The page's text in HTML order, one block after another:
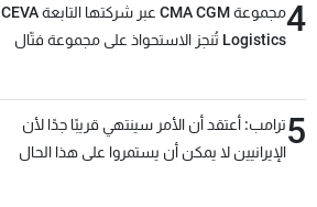
4
مجموعة CMA CGM عبر شركتها التابعة CEVA
Logistics تُنجز الاستحواذ على مجموعة فتّال
5ترامب: أعتقد أن الأمر سينتهي قريبًا جدًا لأن
الإيرانيين لا يمكن أن يستمروا على هذا الحال